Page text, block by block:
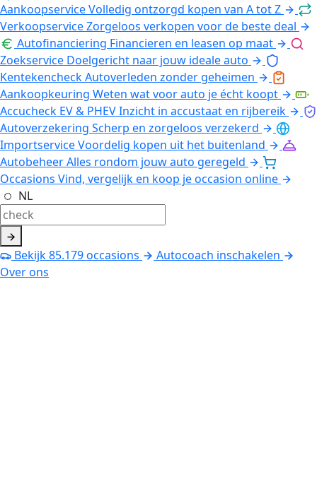
AankoopserviceVolledig ontzorgd kopen van A tot Z
VerkoopserviceZorgeloos verkopen voor de beste deal
Autofinanciering Financieren en leasen op maat
Zoekservice Doelgericht naar jouw ideale auto
KentekencheckAutoverleden zonder geheimen
Aankoopkeuring Weten wat voor auto je écht koopt
Accucheck EV & PHEVInzicht in accustaat en rijbereik
Autoverzekering Scherp en zorgeloos verzekerd
ImportserviceVoordelig kopen uit het buitenland
AutobeheerAlles rondom jouw auto geregeld
Occasions Vind, vergelijk en koop je occasion online
NL
Bekijk85.179occasions
Autocoach inschakelen
Over ons